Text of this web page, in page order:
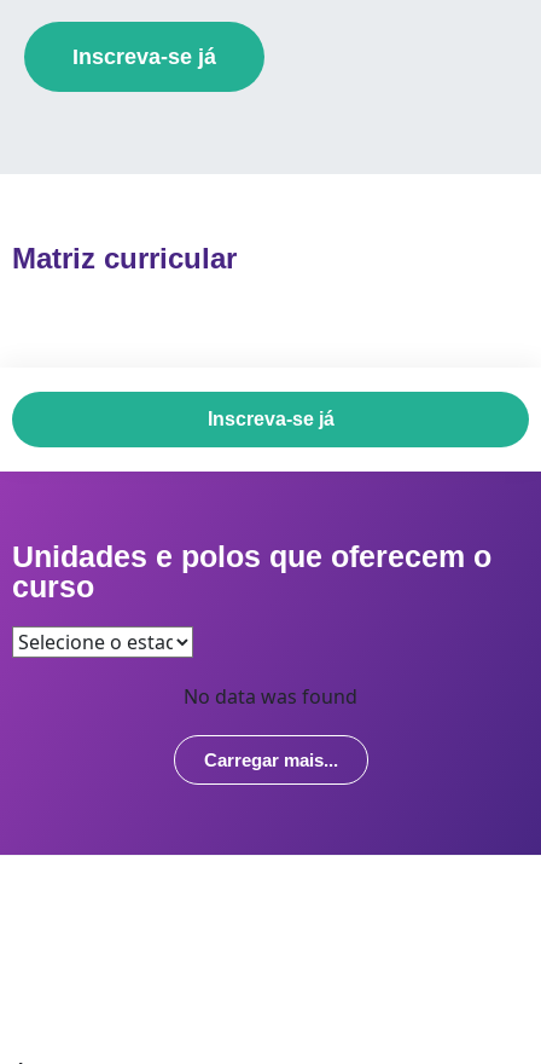
Inscreva-se já
Matriz curricular
Inscreva-se já
Unidades e polos que oferecem o
curso
No data was found
Carregar mais...